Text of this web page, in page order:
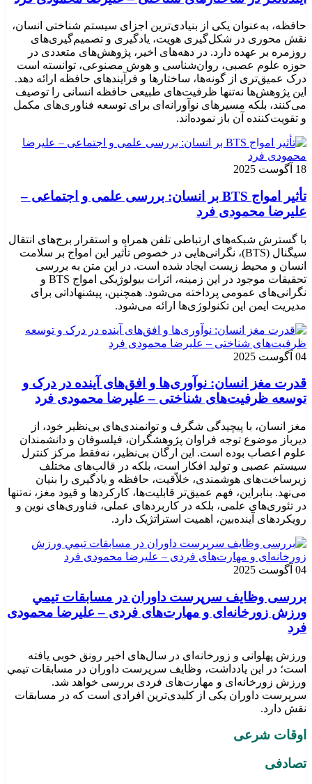
حافظه، به‌عنوان یکی از بنیادی‌ترین اجزای سیستم شناختی انسان،
نقش محوری در شکل‌گیری هویت، یادگیری و تصمیم‌گیری‌های
روزمره بر عهده دارد. در دهه‌های اخیر، پژوهش‌های متعددی در
حوزه علوم عصبی، روان‌شناسی و هوش مصنوعی، توانسته‌ است
درک عمیق‌تری از گونه‌ها، ساختارها و فرآیندهای حافظه ارائه دهد.
این پژوهش‌ها نه‌تنها ظرفیت‌های طبیعی حافظه انسانی را توصیف
می‌کنند، بلکه مسیرهای نوآورانه‌ای برای توسعه فناوری‌های مکمل
و تقویت‌کننده آن باز نموده‌اند.
18 آگوست 2025
تأثیر امواج BTS بر انسان: بررسی علمی و اجتماعی –
علیرضا محمودی فرد
با گسترش شبکه‌های ارتباطی تلفن همراه و استقرار برج‌های انتقال
سیگنال (BTS)، نگرانی‌هایی در خصوص تأثیر این امواج بر سلامت
انسان و محیط زیست ایجاد شده است. در این متن به بررسی
تحقیقات موجود در این زمینه، اثرات بیولوژیکی امواج BTS و
نگرانی‌های عمومی پرداخته می‌شود. همچنین، پیشنهاداتی برای
مدیریت ایمن این تکنولوژی‌ها ارائه می‌شود.
04 آگوست 2025
قدرت مغز انسان: نوآوری‌ها و افق‌های آینده در درک و
توسعه ظرفیت‌های شناختی – علیرضا محمودی فرد
مغز انسان، با پیچیدگی شگرف و توانمندی‌های بی‌نظیر خود، از
دیرباز موضوع توجه فراوان پژوهشگران، فیلسوفان و دانشمندان
علوم اعصاب بوده است. این ارگان بی‌نظیر، نه‌فقط مرکز کنترل
سیستم عصبی و تولید افکار است، بلکه در قالب‌های مختلف
زیرساخت‌های هوشمندی، خلاّقیت، حافظه و یادگیری را بنیان
می‌نهد. بنابراین، فهم عمیق‌تر قابلیت‌ها، کارکردها و قیود مغز، نه‌تنها
در تئوری‌های علمی، بلکه در کاربردهای عملی، فناوری‌های نوین و
رویکردهای آینده‌بین، اهمیت استراتژیک دارد.
04 آگوست 2025
بررسی وظايف سرپرست داوران در مسابقات تیمي
ورزش زورخانه‌ای و مهارت‌های فردی – علیرضا محمودی
فرد
ورزش پهلوانی و زورخانه‌ای در سال‌های اخیر رونق خوبی یافته
است؛ در این یادداشت، وظایف سرپرست داوران در مسابقات تیمي
ورزش زورخانه‌ای و مهارت‌های فردی بررسی خواهد شد.
سرپرست داوران یکی از کلیدی‌ترین افرادی است که در مسابقات
نقش دارد.
اوقات شرعی
تصادفی